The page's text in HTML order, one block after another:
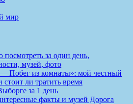
мир
за один день,
музей, фото
Побег из комнаты»: мой честный
стоит ли тратить время
за 1 день
факты и музей Дорога